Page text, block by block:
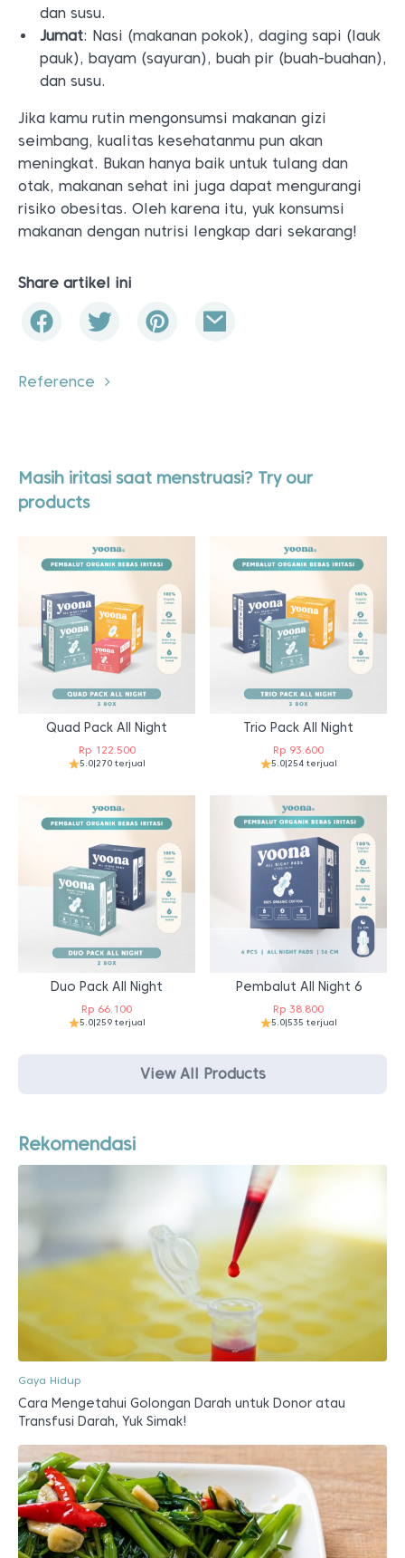
dan susu.
Jumat: Nasi (makanan pokok), daging sapi (lauk
pauk), bayam (sayuran), buah pir (buah-buahan),
dan susu.
Jika kamu rutin mengonsumsi makanan gizi
seimbang, kualitas kesehatanmu pun akan
meningkat. Bukan hanya baik untuk tulang dan
otak, makanan sehat ini juga dapat mengurangi
risiko obesitas. Oleh karena itu, yuk konsumsi
makanan dengan nutrisi lengkap dari sekarang!
Share artikel ini
Reference
Masih iritasi saat menstruasi? Try our
products
Quad Pack All Night
Rp122.500
5.0|270 terjual
Trio Pack All Night
Rp 93.600
5.0|254 terjual
Duo Pack All Night
Rp 66.100
5.0|259 terjual
Pembalut All Night 6
Rp 38.800
5.0|535 terjual
View All Products
Rekomendasi
Gaya Hidup
Cara Mengetahui Golongan Darah untuk Donor atau
Transfusi Darah, Yuk Simak!